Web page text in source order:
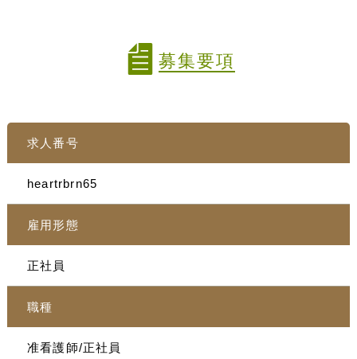
募集要項
求人番号
heartrbrn65
雇用形態
正社員
職種
准看護師/正社員